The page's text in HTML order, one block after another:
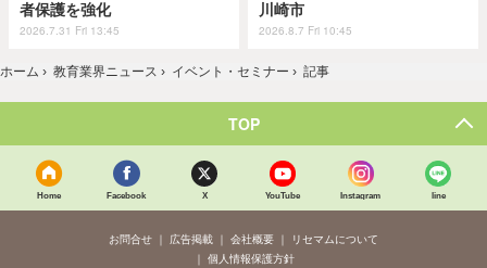
者保護を強化
2026.7.31 Fri 13:45
川崎市
2026.8.7 Fri 10:45
ホーム › 教育業界ニュース › イベント・セミナー › 記事
TOP
Home Facebook X YouTube Instagram line
お問合せ 広告掲載 会社概要
リセマムについて
個人情報保護方針